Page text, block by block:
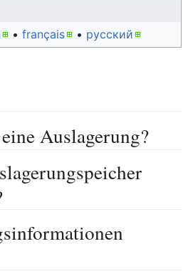
• ‎ français • ‎ русский
Auslagerung?